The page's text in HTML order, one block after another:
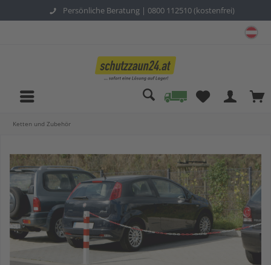
Persönliche Beratung | 0800 112510 (kostenfrei)
Ketten und Zubehör